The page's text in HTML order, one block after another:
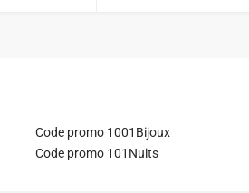
Code promo 1001Bijoux
Code promo 101Nuits